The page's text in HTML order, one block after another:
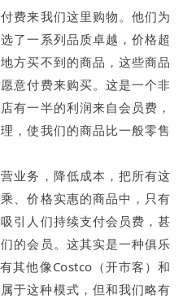
费来我们这里购物。他们为
了一系列品质卓越，价格超
方买不到的商品，这些商品
意付费来购买。这是一个非
有一半的利润来自会员费，
，使我们的商品比一般零售
业务，降低成本，把所有这
、价格实惠的商品中，只有
引人们持续支付会员费，甚
的会员。这其实是一种俱乐
其他像Costco（开市客）和
于这种模式，但和我们略有